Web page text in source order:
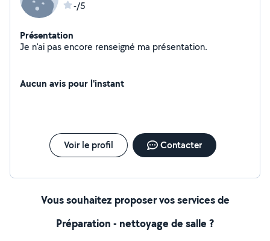
-/5
Présentation
Je n'ai pas encore renseigné ma présentation.
Aucun avis pour l'instant
Voir le profil Contacter
Vous souhaitez proposer vos services de
Préparation - nettoyage de salle ?